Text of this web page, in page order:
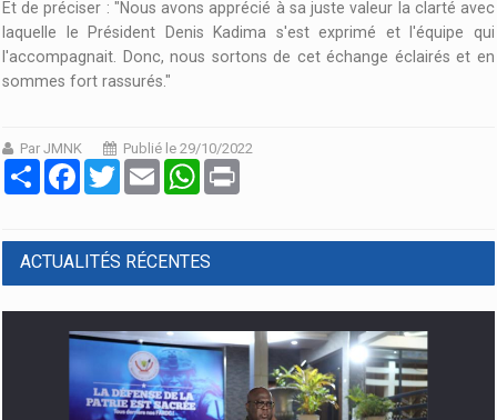
Et de préciser : "Nous avons apprécié à sa juste valeur la clarté avec
laquelle le Président Denis Kadima s'est exprimé et l'équipe qui
l'accompagnait. Donc, nous sortons de cet échange éclairés et en
sommes fort rassurés."
Par JMNK
Publié le 29/10/2022
PartagerFacebook
Twitter Email WhatsApp
ACTUALITÉS RÉCENTES